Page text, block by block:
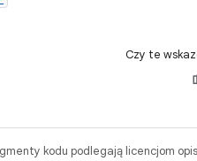
Czy te
kodu podlegają licencjom